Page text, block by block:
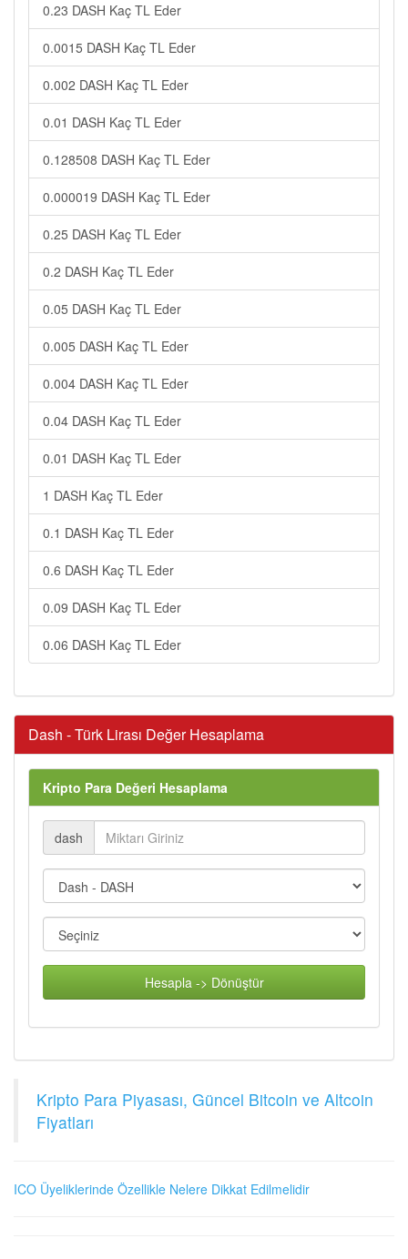
0.23 DASH Kaç TL Eder
0.0015 DASH Kaç TL Eder
0.002 DASH Kaç TL Eder
0.01 DASH Kaç TL Eder
0.128508 DASH Kaç TL Eder
0.000019 DASH Kaç TL Eder
0.25 DASH Kaç TL Eder
0.2 DASH Kaç TL Eder
0.05 DASH Kaç TL Eder
0.005 DASH Kaç TL Eder
0.004 DASH Kaç TL Eder
0.04 DASH Kaç TL Eder
0.01 DASH Kaç TL Eder
1 DASH Kaç TL Eder
0.1 DASH Kaç TL Eder
0.6 DASH Kaç TL Eder
0.09 DASH Kaç TL Eder
0.06 DASH Kaç TL Eder
Dash - Türk Lirası Değer Hesaplama
Kripto Para Değeri Hesaplama
dash
Hesapla -> Dönüştür
Kripto Para Piyasası, Güncel Bitcoin ve Altcoin
Fiyatları
ICO Üyeliklerinde Özellikle Nelere Dikkat Edilmelidir